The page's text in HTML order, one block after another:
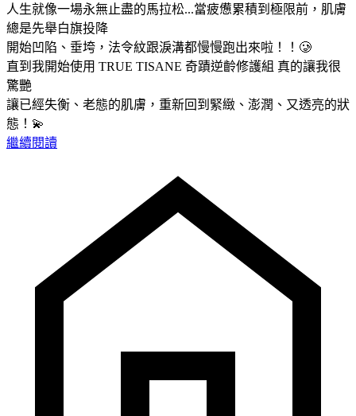
人生就像一場永無止盡的馬拉松...當疲憊累積到極限前，肌膚
總是先舉白旗投降
開始凹陷、垂垮，法令紋跟淚溝都慢慢跑出來啦！！🥲
直到我開始使用 TRUE TISANE 奇蹟逆齡修護組 真的讓我很
驚艷
讓已經失衡、老態的肌膚，重新回到緊緻、澎潤、又透亮的狀
態！💫
繼續閱讀